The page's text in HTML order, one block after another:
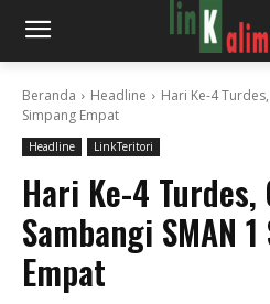
Beranda Headline
Hari Ke-4
Simpang Empat
Headline LinkTeritori
Hari Ke-4
Sambangi SMAN
Empat